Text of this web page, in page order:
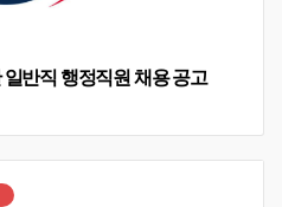
반직 행정직원 채용 공고